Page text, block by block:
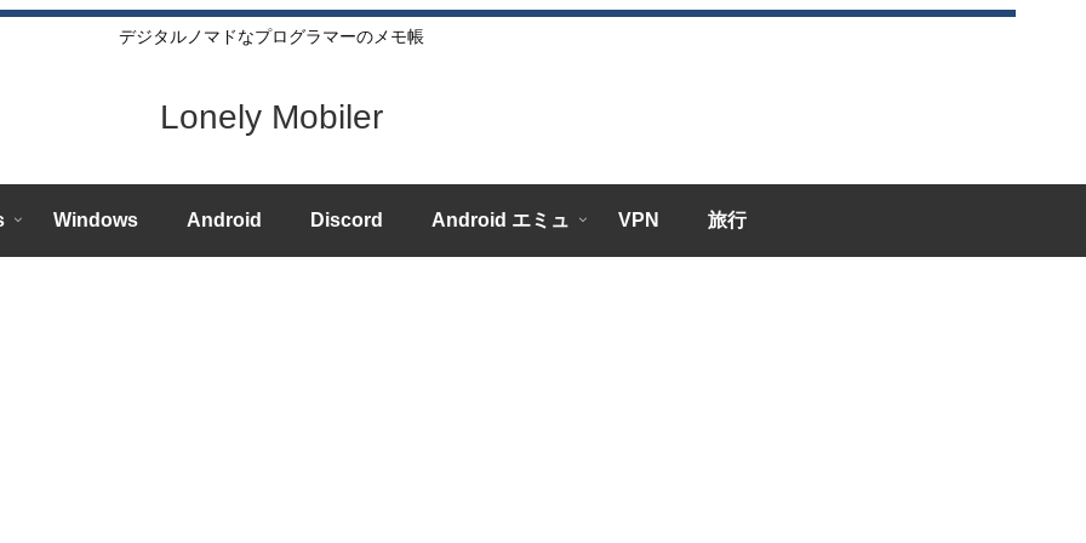
デジタルノマドなプログラマーのメモ帳
Lonely Mobiler
Windows Android Discord Android エミュ VPN 旅行